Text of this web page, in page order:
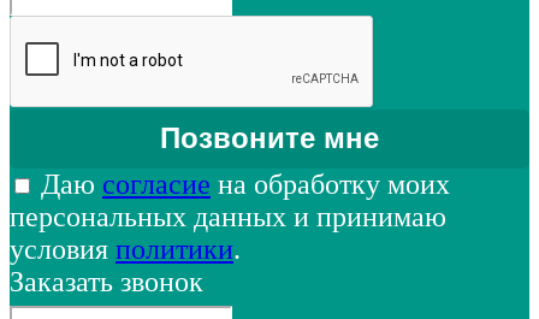
Даю согласие на обработку моих
персональных данных и принимаю
условия политики.
Заказать звонок